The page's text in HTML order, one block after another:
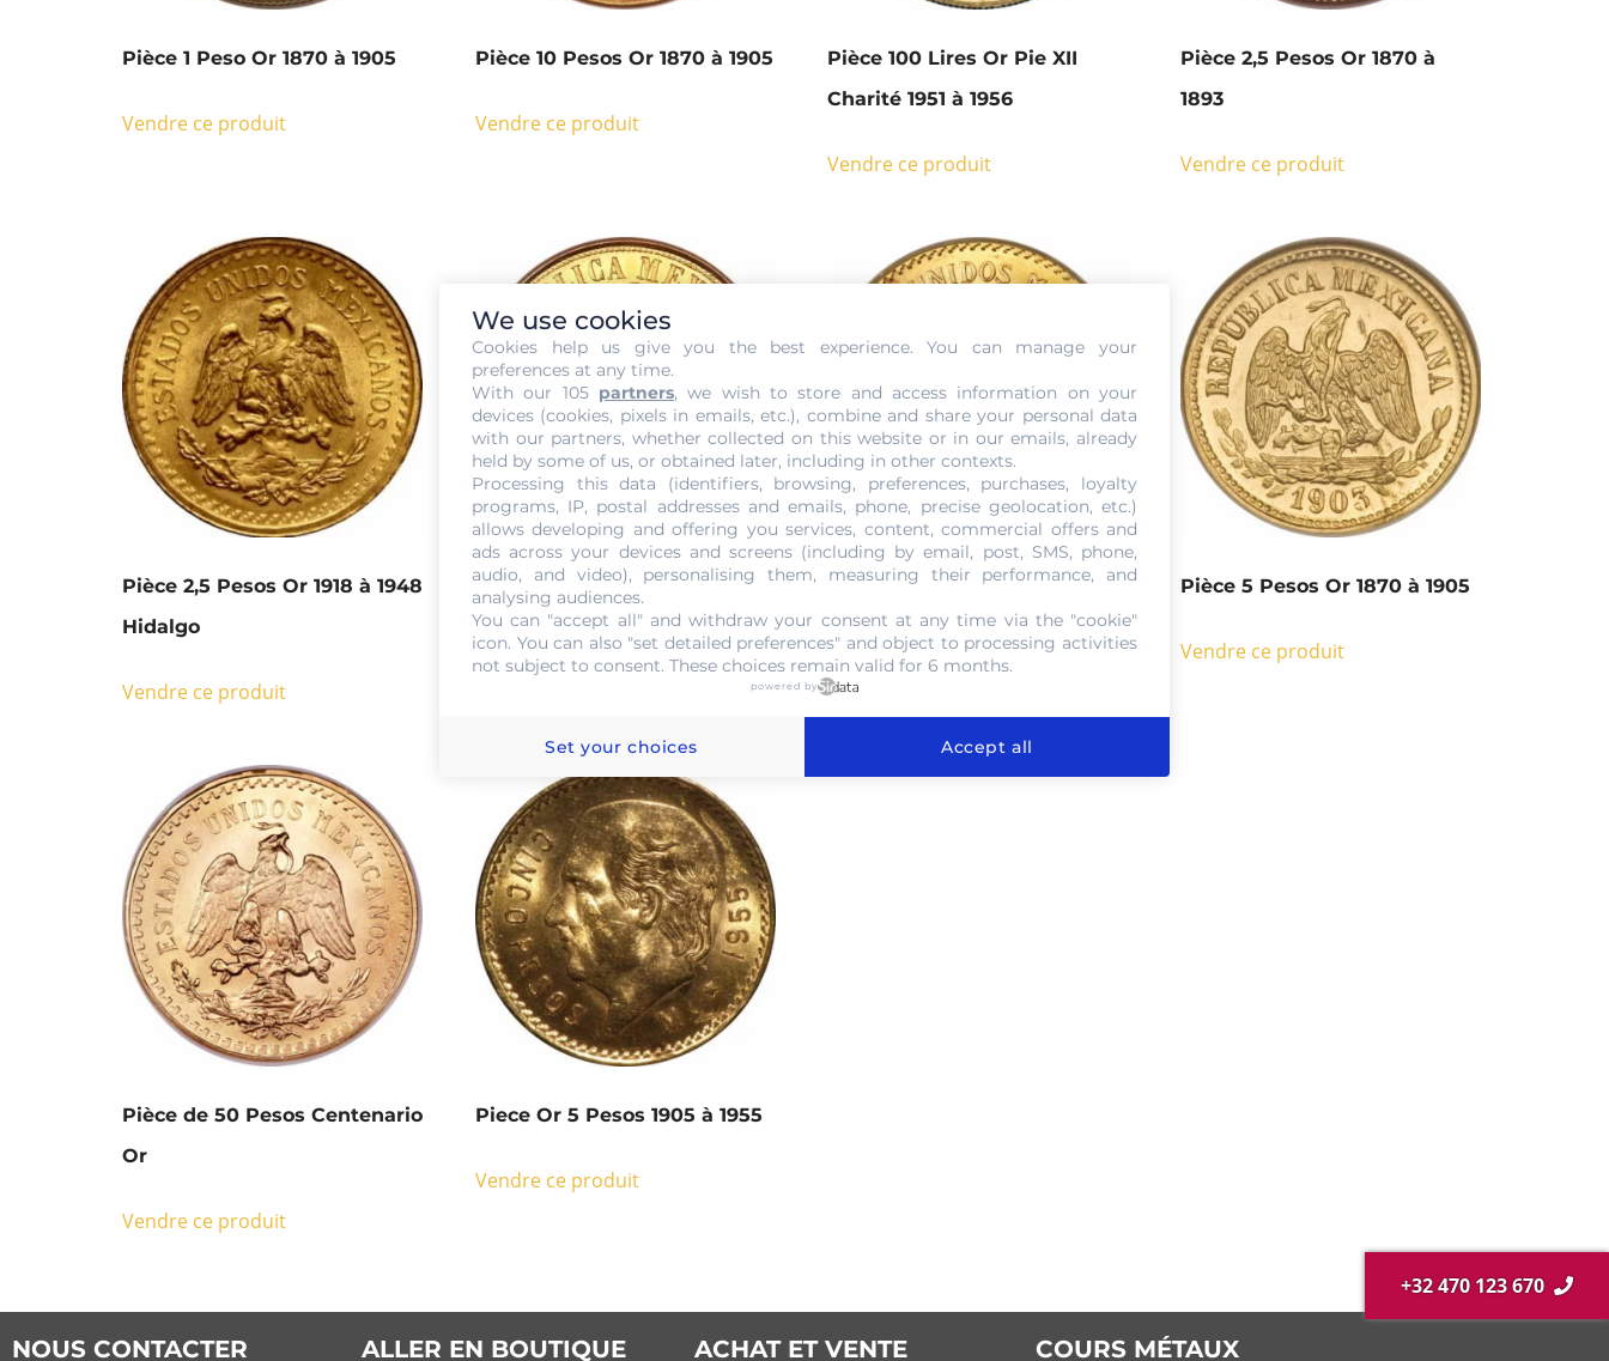
Pièce 1 Peso Or 1870 à 1905
Vendre ce produit
Pièce 10 Pesos Or 1870 à 1905
Vendre ce produit
Pièce 100 Lires Or Pie XII
Charité 1951 à 1956
Vendre ce produit
Pièce 2,5 Pesos Or 1870 à
1893
Vendre ce produit
Pièce 2,5 Pesos Or 1918 à 1948
Hidalgo
Vendre ce produit
Pièce 20 Pesos Or 1870 à
1905
Pièce 20 Pesos Or 1917 à 1959
Vendre ce produit
Pièce 5 Pesos Or 1870 à 1905
Vendre ce produit
Pièce de 50 Pesos Centenario
Or
Vendre ce produit
Piece Or 5 Pesos 1905 à 1955
Vendre ce produit
NOUS CONTACTER
+32 470 123 670
ALLER EN BOUTIQUE ACHAT ET VENTE COURS MÉTAUX
We use cookies
Cookies help us give you the best experience. You can manage your
preferences at any time.
With our 105 partners, we wish to store and access information on your
devices (cookies, pixels in emails, etc.), combine and share your personal data
with our partners, whether collected on this website or in our emails, already
held by some of us, or obtained later, including in other contexts.
Processing this data (identifiers, browsing, preferences, purchases, loyalty
programs, IP, postal addresses and emails, phone, precise geolocation, etc.)
allows developing and offering you services, content, commercial offers and
ads across your devices and screens (including by email, post, SMS, phone,
audio, and video), personalising them, measuring their performance, and
analysing audiences.
You can "accept all" and withdraw your consent at any time via the "cookie"
icon. You can also "set detailed preferences" and object to processing activities
not subject to consent. These choices remain valid for 6 months.
powered by
Set your choices Accept all